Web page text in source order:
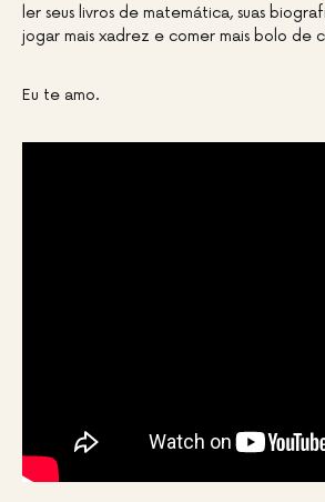
ler seus livros de matemática, suas
jogar mais xadrez e comer mais bolo de
Eu te amo.